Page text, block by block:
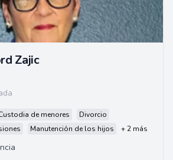
Zajic
de menores
Divorcio
Manutención de los hijos + 2 más